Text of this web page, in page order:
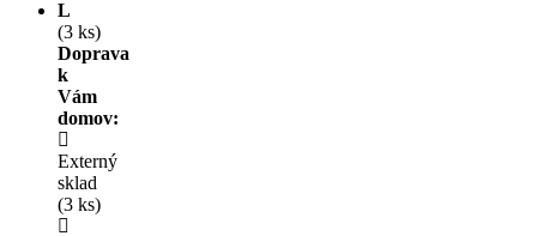
L
(3 ks)
Doprava
k
Vám
domov:
Externý
sklad
(3 ks)